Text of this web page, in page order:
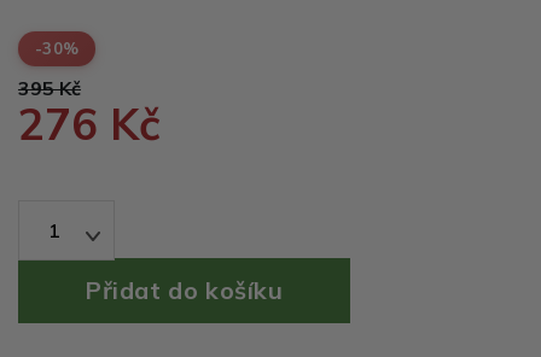
-30%
395 Kč
276 Kč
1